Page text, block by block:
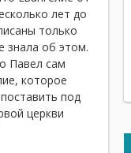
лет до
только
знала об этом.
Павел сам
которое
под
церкви